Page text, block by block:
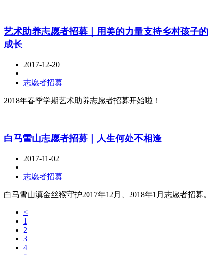
艺术助养志愿者招募｜用美的力量支持乡村孩子的
成长
2017-12-20
|
志愿者招募
2018年春季学期艺术助养志愿者招募开始啦！
白马雪山志愿者招募｜人生何处不相逢
2017-11-02
|
志愿者招募
白马雪山滇金丝猴守护2017年12月、2018年1月志愿者招募。
<
1
2
3
4